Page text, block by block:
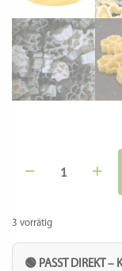
3 vorrätig
Bronze
/
(Glücksklee)
Menge🟢 PASST DIREKT –